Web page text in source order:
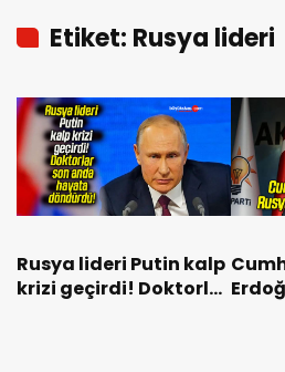
Etiket: Rusya lideri
Rusya lideri Putin kalp
krizi geçirdi! Doktorlar